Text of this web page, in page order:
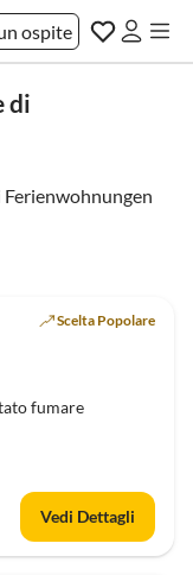
ospite
di
Ferienwohnungen
Scelta Popolare
fumare
Vedi Dettagli